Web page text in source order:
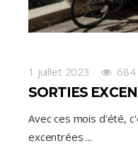
1 juillet 2023 684
SORTIES
Avec ces mois d'été,
excentrées